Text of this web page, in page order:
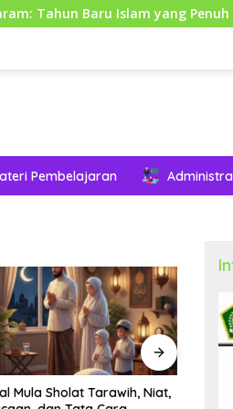
Baru Islam yang Penuh Makna
Pembelajaran
puasa Ramadhan (malam